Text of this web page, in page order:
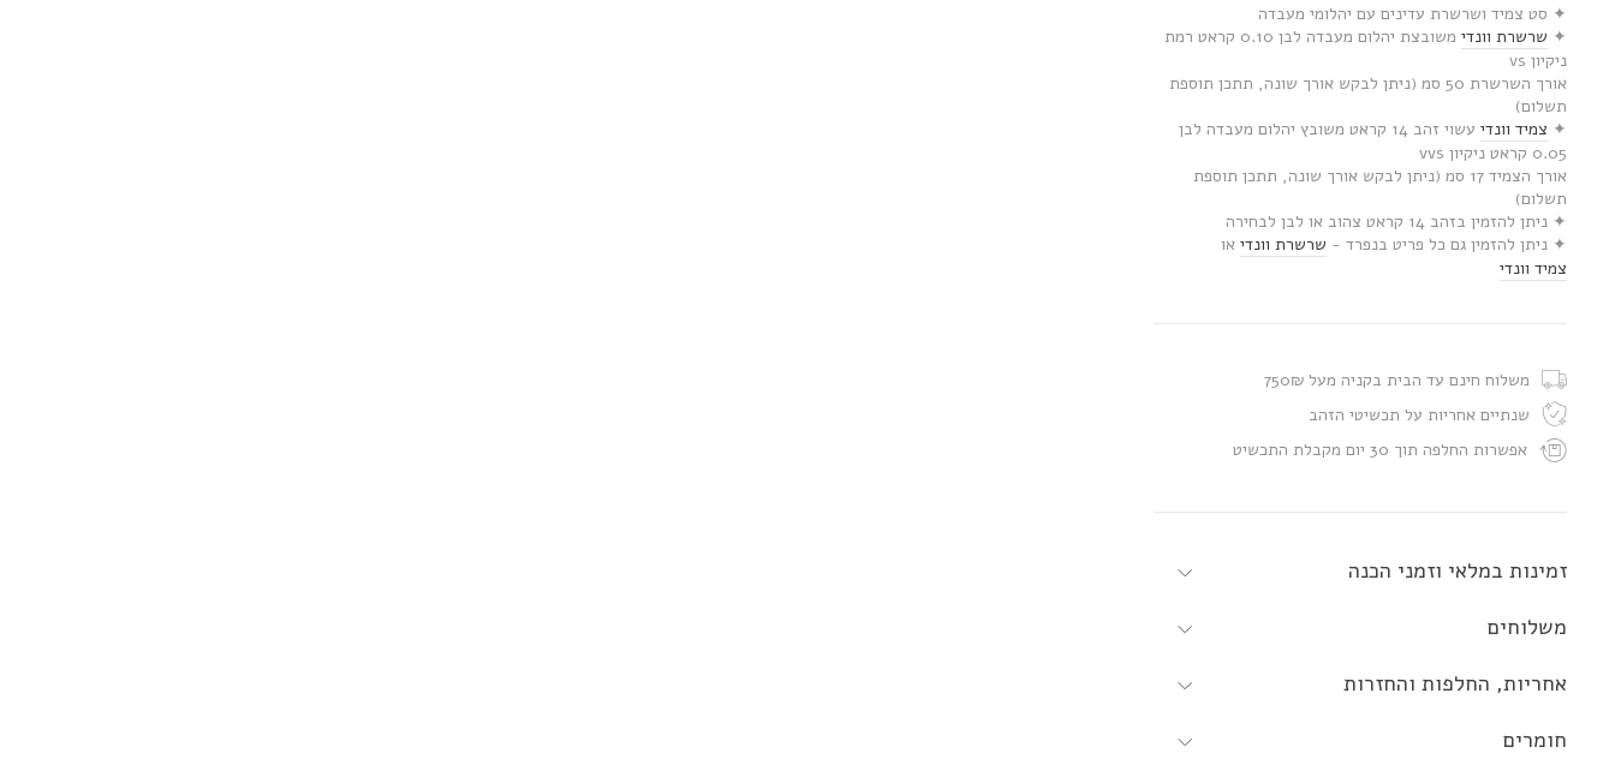
✦ סט צמיד ושרשרת עדינים עם יהלומי מעבדה
✦ שרשרת וונדי
משובצת יהלום מעבדה לבן 0.10 קראט רמת
ניקיון vs
אורך השרשרת 50 סמ (ניתן לבקש אורך שונה, תתכן תוספת
תשלום)
✦ צמיד וונדי עשוי זהב 14 קראט משובץ
יהלום מעבדה לבן
0.05 קראט ניקיון vvs
אורך הצמיד 17 סמ (ניתן לבקש אורך שונה, תתכן תוספת
תשלום)
✦ ניתן להזמין בזהב 14 קראט צהוב או לבן לבחירה
✦ ניתן להזמין גם כל פריט בנפרד - שרשרת וונדי או
צמיד וונדי
משלוח חינם עד הבית בקניה מעל 750₪
שנתיים אחריות על תכשיטי הזהב
אפשרות החלפה תוך 30 יום מקבלת התכשיט
זמינות במלאי וזמני הכנה
משלוחים
אחריות, החלפות והחזרות
חומרים